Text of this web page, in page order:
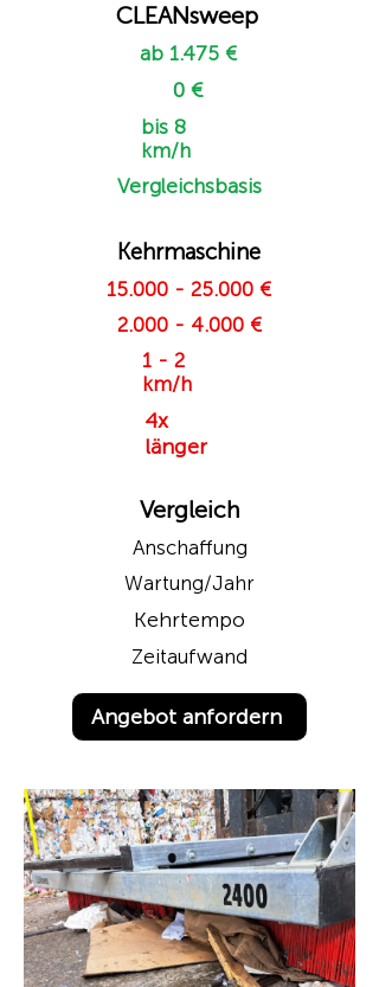
CLEANsweep
ab 1.475 €
0 €
bis 8
km/h
Vergleichsbasis
Kehrmaschine
15.000 - 25.000 €
2.000 - 4.000 €
1 - 2
km/h
4x
länger
Vergleich
Anschaffung
Wartung/Jahr
Kehrtempo
Zeitaufwand
Angebot anfordern